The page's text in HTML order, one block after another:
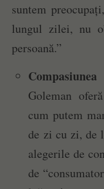
suntem
lungul zilei, nu
persoană.”
Goleman
cum putem
de zi cu zi, de
alegerile de
de